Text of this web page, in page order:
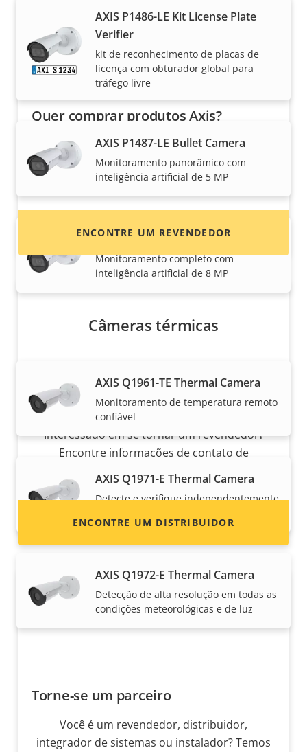
AXIS P1486-LE Kit License Plate
Verifier
kit de reconhecimento de placas de
licença com obturador global para
tráfego livre
AXIS P1487-LE Bullet Camera
Monitoramento panorâmico com
inteligência artificial de 5 MP
AXIS P1488-LE Bullet Camera
Monitoramento completo com
inteligência artificial de 8 MP
Câmeras térmicas
AXIS Q1961-TE Thermal Camera
Monitoramento de temperatura remoto
confiável
AXIS Q1971-E Thermal Camera
Detecte e verifique independentemente
AXIS Q1972-E Thermal Camera
Detecção de alta resolução em todas as
condições meteorológicas e de luz
Quer comprar produtos Axis?
Encontre revendedores, integradores de
sistema e instaladores de produtos e sistemas
Axis.
ENCONTRE UM REVENDEDOR
Quer vender produtos Axis?
Interessado em se tornar um revendedor?
Encontre informações de contato de
distribuidores de produtos e sistemas Axis.
ENCONTRE UM DISTRIBUIDOR
Torne-se um parceiro
Você é um revendedor, distribuidor,
integrador de sistemas ou instalador? Temos